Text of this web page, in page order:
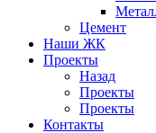
Цемент
Наши ЖК
Проекты
Назад
Проекты
Проекты
Контакты